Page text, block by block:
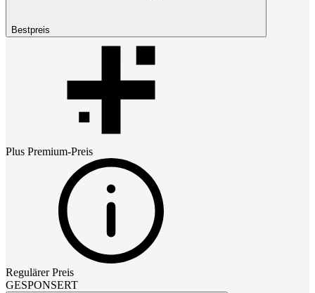
Bestpreis
Plus Premium-Preis
Regulärer Preis
GESPONSERT